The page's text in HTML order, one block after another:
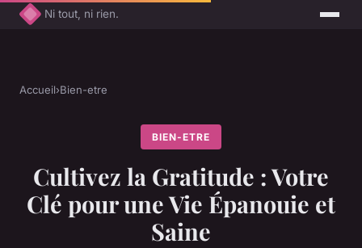
Ni tout, ni rien.
Accueil›Bien-etre
BIEN-ETRE
Cultivez la Gratitude : Votre
Clé pour une Vie Épanouie et
Saine